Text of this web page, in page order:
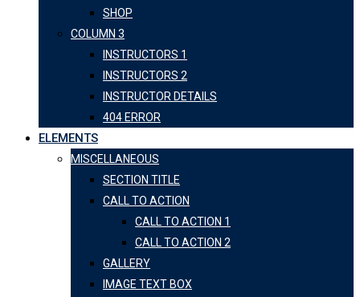
SHOP
COLUMN 3
INSTRUCTORS 1
INSTRUCTORS 2
INSTRUCTOR DETAILS
404 ERROR
ELEMENTS
MISCELLANEOUS
SECTION TITLE
CALL TO ACTION
CALL TO ACTION 1
CALL TO ACTION 2
GALLERY
IMAGE TEXT BOX